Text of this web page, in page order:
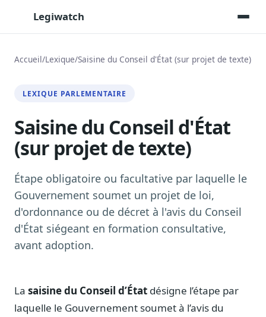
Legiwatch
Posez vos questions, réponses sourcées
Transcriptions IA
Toutes les séances AN/Sénat transcrites
Synthèses IA
Veille des matinales radio
9 interviews politiques, analysées avant 10 h
Alertes personnalisées
Par dossier, personne, mot-clé
Fiches parlementaires
Parcours, mandats, prises de position
Accueil/Lexique/Saisine du Conseil d'État (sur projet de texte)
LEXIQUE PARLEMENTAIRE
Saisine du Conseil d'État
(sur projet de texte)
Étape obligatoire ou facultative par laquelle le
Gouvernement soumet un projet de loi,
d'ordonnance ou de décret à l'avis du Conseil
d'État siégeant en formation consultative,
avant adoption.
La saisine du Conseil d’État désigne l’étape par
laquelle le Gouvernement soumet à l’avis du